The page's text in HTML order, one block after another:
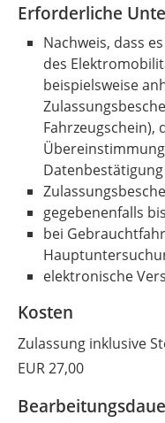
Erforderliche
Nachweis, dass
des
beispielsweise
Fahrzeugschein),
Datenbestätigung
gegebenenfalls
bei
elektronische
Kosten
Zulassung inklusive
EUR 27,00